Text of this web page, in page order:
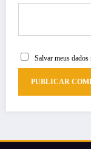
Salvar meus dados